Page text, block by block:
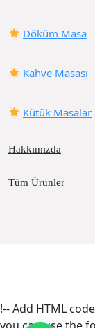
Döküm Masa
Kahve Masası
Kütük Masalar
Hakkımızda
Tüm Ürünler
!-- Add HTML